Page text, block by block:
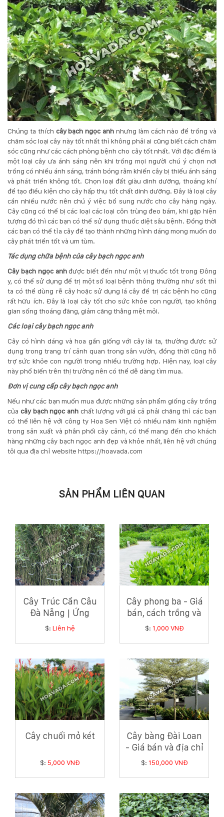
Chúng ta thích cây bạch ngọc anh nhưng làm cách nào để trồng và
chăm sóc loại cây này tốt nhất thì không phải ai cũng biết cách chăm
sóc cũng như các cách phòng bệnh cho cây tốt nhất. Với đặc điểm là
một loại cây ưa ánh sáng nên khi trồng mọi người chú ý chọn nơi
trồng có nhiều ánh sáng, tránh bóng râm khiến cây bị thiếu ánh sáng
và phát triển không tốt. Chọn loại đất giàu dinh dưỡng, thoáng khí
để tạo điều kiện cho cây hấp thụ tốt chất dinh dưỡng. Đây là loại cây
cần nhiều nước nên chú ý việc bổ sung nước cho cây hàng ngày.
Cây cũng có thể bị các loại các loại côn trùng đeo bám, khi gặp hiện
tượng đó thì các bạn có thể sử dụng thuốc diệt sâu bệnh. Đồng thời
các bạn có thể tỉa cây để tạo thành những hình dáng mong muốn do
cây phát triển tốt và um tùm.
Tác dụng chữa bệnh của cây bạch ngọc anh
Cây bạch ngọc anhđược biết đến như một vị thuốc tốt trong Đông
y, có thể sử dụng để trị một số loại bệnh thông thường như sốt thì
ta có thể dùng rễ cây hoặc sử dụng lá cây để trị các bệnh ho cũng
rất hữu ích. Đây là loại cây tốt cho sức khỏe con người, tạo không
gian sống thoáng đãng, giảm căng thẳng mệt mỏi.
Các loại cây bạch ngọc anh
Cây có hình dáng và hoa gần giống với cây lài ta, thường được sử
dụng trong trang trí cảnh quan trong sân vườn, đồng thời cũng hỗ
trợ sức khỏe con người trong nhiều trường hợp. Hiện nay, loại cây
này phổ biến trên thị trường nên có thể dễ dàng tìm mua.
Đơn vị cung cấp cây bạch ngọc anh
Nếu như các bạn muốn mua được những sản phẩm giống cây trồng
của cây bạch ngọc anh chất lượng với giá cả phải chăng thì các bạn
có thể liên hệ với công ty Hoa Sen Việt có nhiều năm kinh nghiệm
trong sản xuất và phân phối cây cảnh, có thể mang đến cho khách
hàng những cây bạch ngọc anh đẹp và khỏe nhất, liên hệ với chúng
tôi qua địa chỉ website https://hoavada.com
SẢN PHẨM LIÊN QUAN
Cây Trúc Cần Câu
Đà Nẵng | Ứng
Dụng Và Bảng Giá
$: Liên hệ
Cây phong ba - Giá
bán, cách trồng và
chăm sóc cây
$: 1,000 VNĐ
Cây chuối mỏ két
$: 5,000 VNĐ
Cây bàng Đài Loan
- Giá bán và địa chỉ
bán cây bàng Đài
$: 150,000 VNĐ